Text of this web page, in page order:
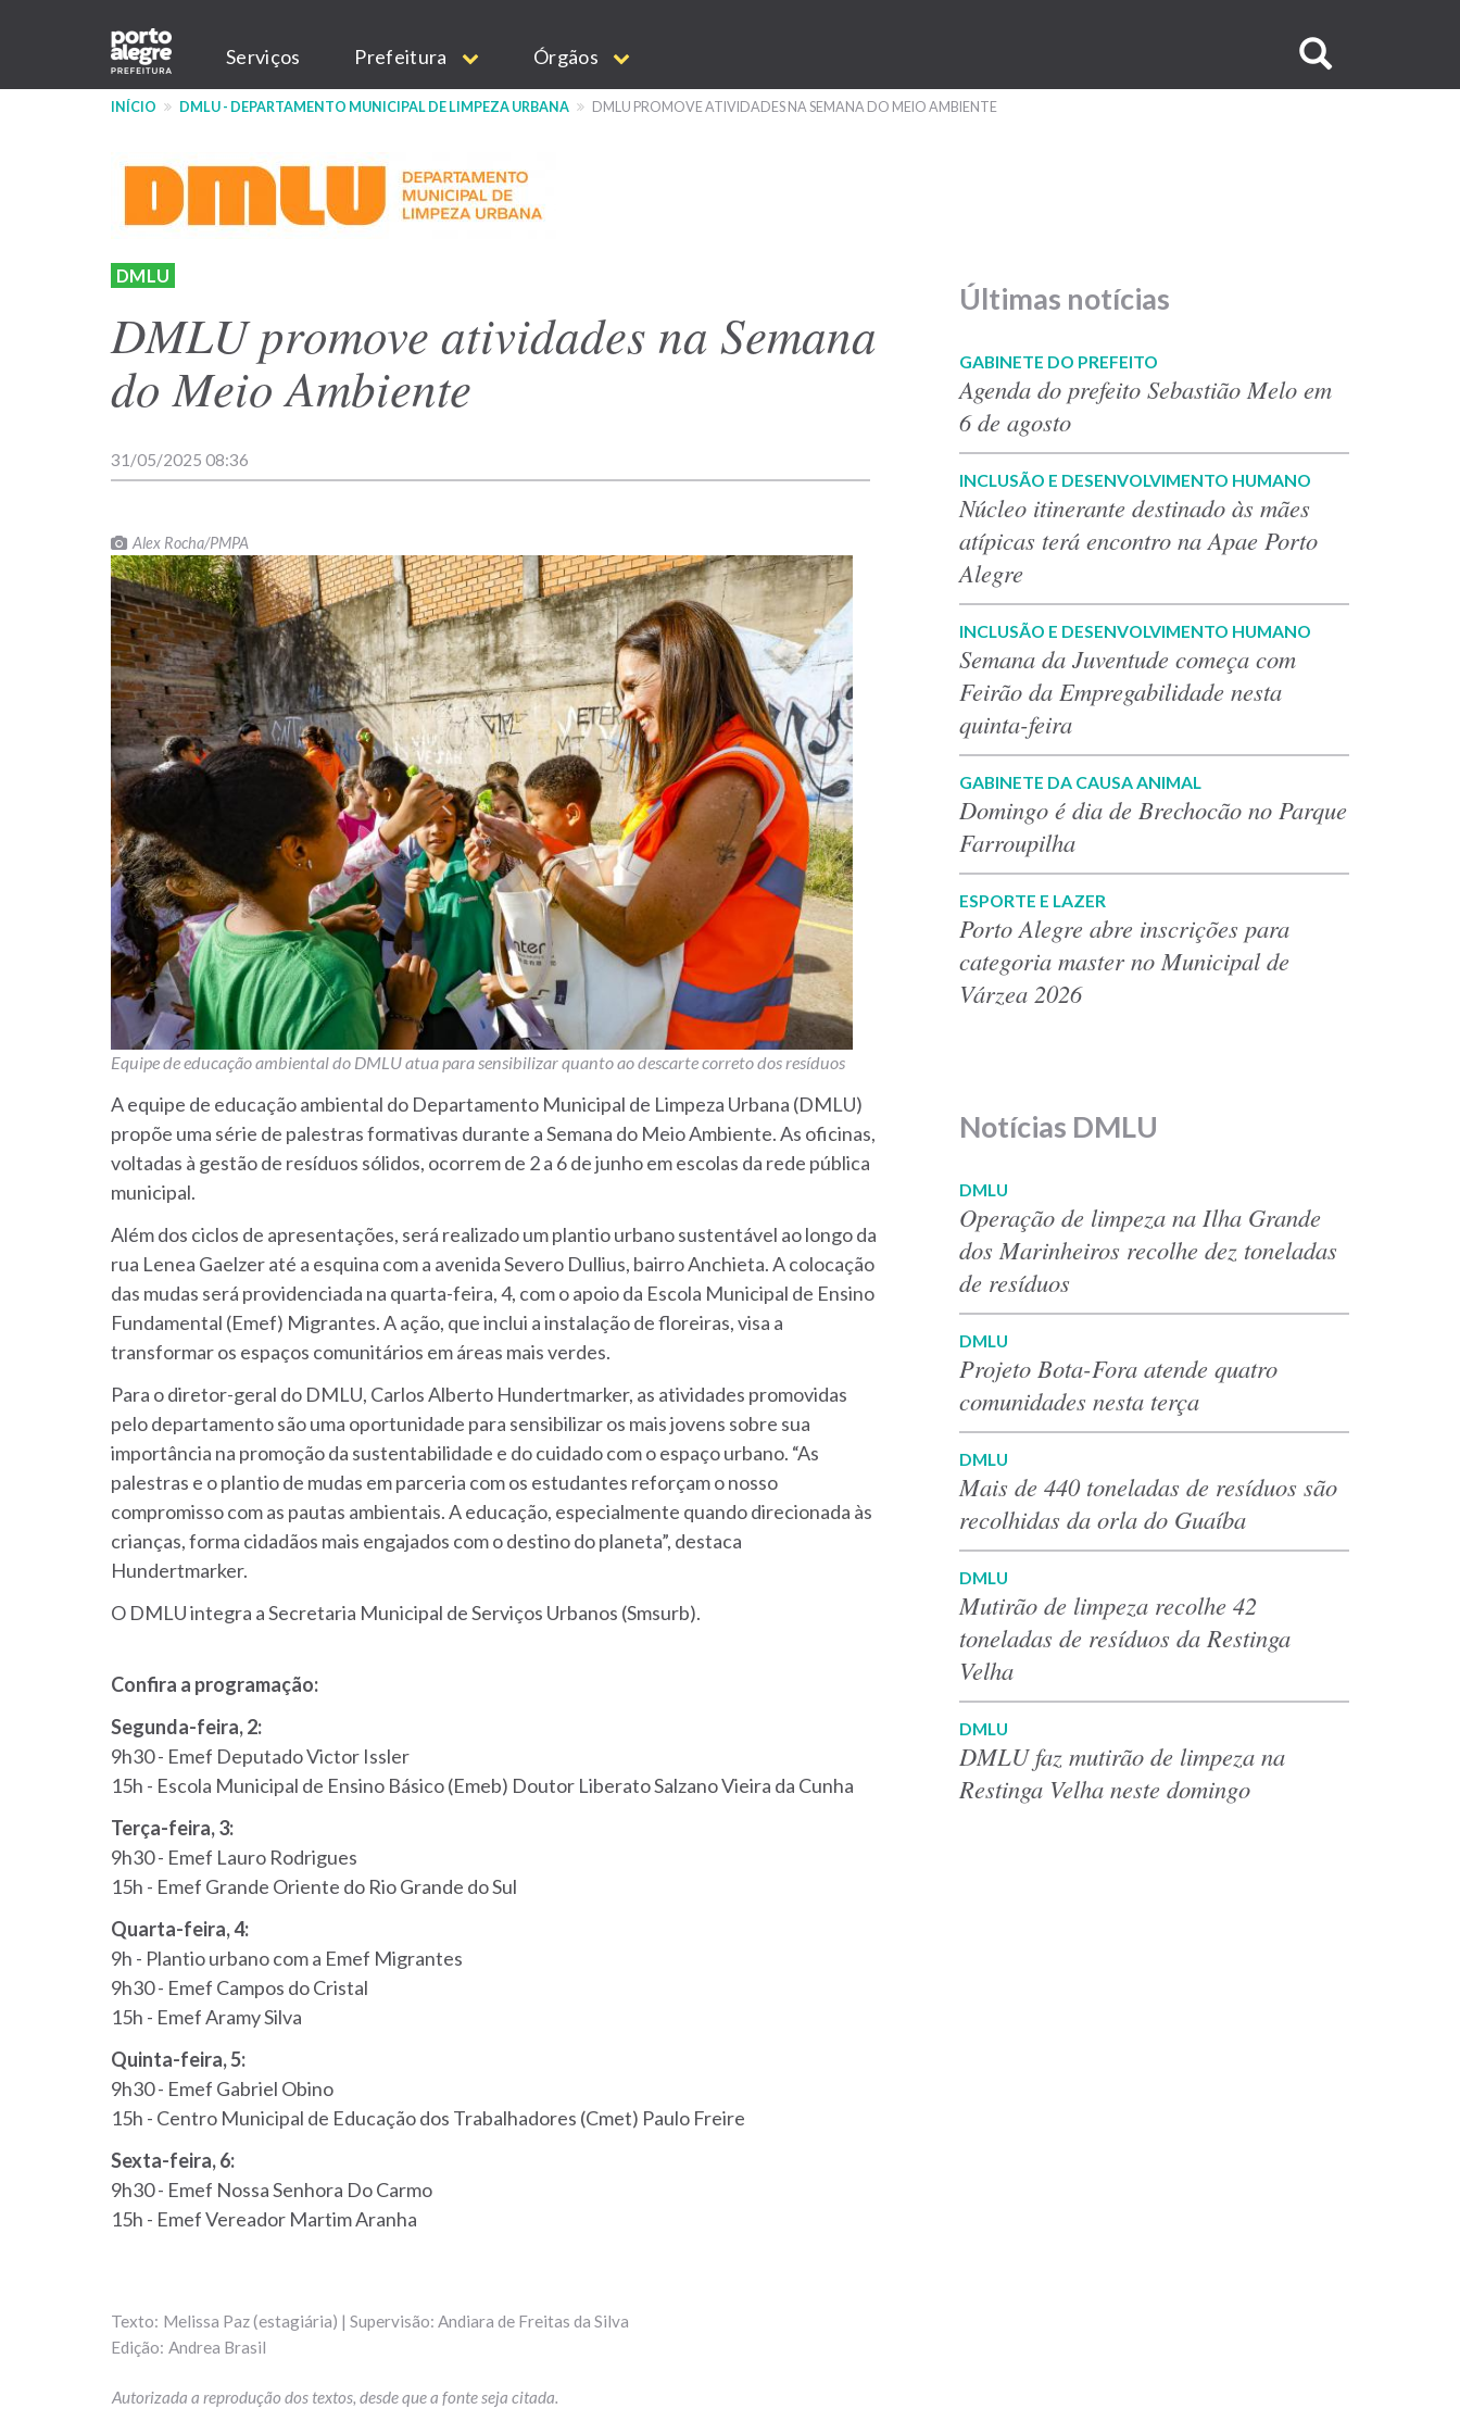
conteúdo
Main
navigation
Serviços Prefeitura Órgãos
no
INÍCIO DMLU - DEPARTAMENTO MUNICIPAL DE LIMPEZA URBANA DMLU PROMOVE ATIVIDADES NA SEMANA DO MEIO AMBIENTE
DMLU
DMLU promove atividades na Semana
do Meio Ambiente
31/05/2025 08:36
Alex Rocha/PMPA
Equipe de educação ambiental do DMLU atua para sensibilizar quanto ao descarte correto dos resíduos
A equipe de educação ambiental do Departamento Municipal de Limpeza Urbana (DMLU)
propõe uma série de palestras formativas durante a Semana do Meio Ambiente. As oficinas,
voltadas à gestão de resíduos sólidos, ocorrem de 2 a 6 de junho em escolas da rede pública
municipal.
Além dos ciclos de apresentações, será realizado um plantio urbano sustentável ao longo da
rua Lenea Gaelzer até a esquina com a avenida Severo Dullius, bairro Anchieta. A colocação
das mudas será providenciada na quarta-feira, 4, com o apoio da Escola Municipal de Ensino
Fundamental (Emef) Migrantes. A ação, que inclui a instalação de floreiras, visa a
transformar os espaços comunitários em áreas mais verdes.
Para o diretor-geral do DMLU, Carlos Alberto Hundertmarker, as atividades promovidas
pelo departamento são uma oportunidade para sensibilizar os mais jovens sobre sua
importância na promoção da sustentabilidade e do cuidado com o espaço urbano. “As
palestras e o plantio de mudas em parceria com os estudantes reforçam o nosso
compromisso com as pautas ambientais. A educação, especialmente quando direcionada às
crianças, forma cidadãos mais engajados com o destino do planeta”, destaca
Hundertmarker.
O DMLU integra a Secretaria Municipal de Serviços Urbanos (Smsurb).
Confira a programação:
Segunda-feira, 2:
9h30 - Emef Deputado Victor Issler
15h - Escola Municipal de Ensino Básico (Emeb) Doutor Liberato Salzano Vieira da Cunha
Terça-feira, 3:
9h30 - Emef Lauro Rodrigues
15h - Emef Grande Oriente do Rio Grande do Sul
Quarta-feira, 4:
9h - Plantio urbano com a Emef Migrantes
9h30 - Emef Campos do Cristal
15h - Emef Aramy Silva
Quinta-feira, 5:
9h30 - Emef Gabriel Obino
15h - Centro Municipal de Educação dos Trabalhadores (Cmet) Paulo Freire
Sexta-feira, 6:
9h30 - Emef Nossa Senhora Do Carmo
15h - Emef Vereador Martim Aranha
Melissa Paz (estagiária) | Supervisão: Andiara de Freitas da Silva
Andrea Brasil
Últimas notícias
GABINETE DO PREFEITO
Agenda do prefeito Sebastião Melo em
6 de agosto
INCLUSÃO E DESENVOLVIMENTO HUMANO
Núcleo itinerante destinado às mães
atípicas terá encontro na Apae Porto
Alegre
INCLUSÃO E DESENVOLVIMENTO HUMANO
Semana da Juventude começa com
Feirão da Empregabilidade nesta
quinta-feira
GABINETE DA CAUSA ANIMAL
Domingo é dia de Brechocão no Parque
Farroupilha
ESPORTE E LAZER
Porto Alegre abre inscrições para
categoria master no Municipal de
Várzea 2026
Notícias DMLU
DMLU
Operação de limpeza na Ilha Grande
dos Marinheiros recolhe dez toneladas
de resíduos
DMLU
Projeto Bota-Fora atende quatro
comunidades nesta terça
DMLU
Mais de 440 toneladas de resíduos são
recolhidas da orla do Guaíba
DMLU
Mutirão de limpeza recolhe 42
toneladas de resíduos da Restinga
Velha
DMLU
DMLU faz mutirão de limpeza na
Restinga Velha neste domingo